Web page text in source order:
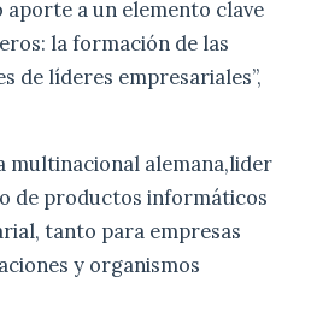
a un elemento clave
la formación de las
de líderes empresariales”,
multinacional alemana,lider
de productos informáticos
tanto para empresas
y organismos